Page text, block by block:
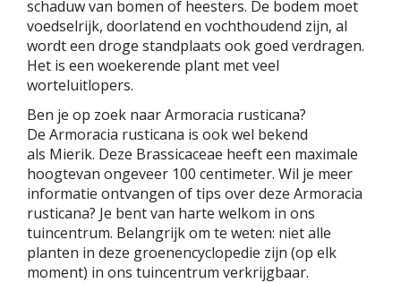
schaduw van bomen of heesters. De bodem moet
voedselrijk, doorlatend en vochthoudend zijn, al
wordt een droge standplaats ook goed verdragen.
Het is een woekerende plant met veel
worteluitlopers.
Ben je op zoek naar Armoracia rusticana?
De Armoracia rusticana is ook wel bekend
als Mierik. Deze Brassicaceae heeft een maximale
hoogtevan ongeveer 100 centimeter. Wil je meer
informatie ontvangen of tips over deze Armoracia
rusticana? Je bent van harte welkom in ons
tuincentrum. Belangrijk om te weten: niet alle
planten in deze groenencyclopedie zijn (op elk
moment) in ons tuincentrum verkrijgbaar.